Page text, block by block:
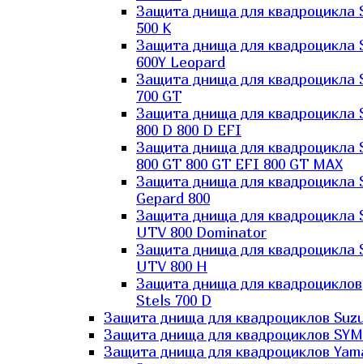
Защита днища для квадроцикла
500 K
Защита днища для квадроцикла
600Y Leopard
Защита днища для квадроцикла
700 GT
Защита днища для квадроцикла
800 D 800 D EFI
Защита днища для квадроцикла
800 GT 800 GT EFI 800 GT MAX
Защита днища для квадроцикла
Gepard 800
Защита днища для квадроцикла
UTV 800 Dominator
Защита днища для квадроцикла
UTV 800 H
Защита днища для квадроциклов
Stels 700 D
Защита днища для квадроциклов
Защита днища для квадроциклов SYM
Защита днища для квадроциклов